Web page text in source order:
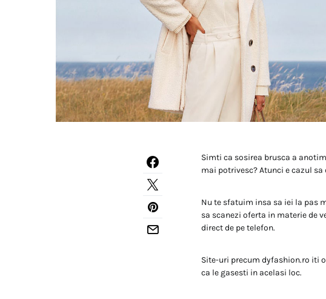
Simti ca sosirea brusca a
mai potrivesc? Atunci e cazul
Nu te sfatuim insa sa iei la pas
sa scanezi oferta in materie de
direct de pe telefon.
Site-uri precum dyfashion.ro iti
ca le gasesti in acelasi loc.